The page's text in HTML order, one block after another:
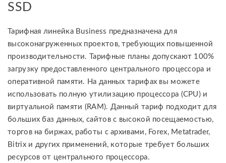
SSD
Тарифная линейка Business предназначена для
высоконагруженных проектов, требующих повышенной
производительности. Тарифные планы допускают 100%
загрузку предоставленного центрального процессора и
оперативной памяти. На данных тарифах вы можете
использовать полную утилизацию процессора (CPU) и
виртуальной памяти (RAM). Данный тариф подходит для
больших баз данных, сайтов с высокой посещаемостью,
торгов на биржах, работы с архивами, Forex, Metatrader,
Bitrix и других применений, которые требует больших
ресурсов от центрального процессора.